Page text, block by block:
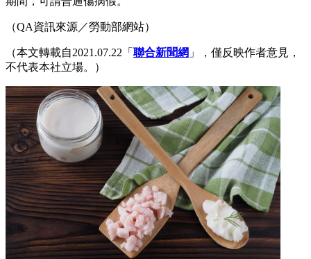
（QA資訊來源／勞動部網站）
（本文轉載自2021.07.22「 聯合新聞網 」，僅反映作者意見，
不代表本社立場。）